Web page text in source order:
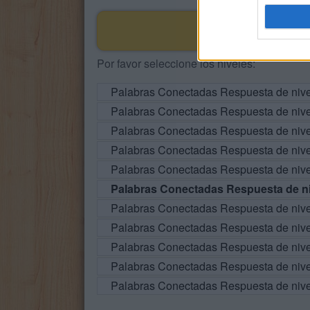
Por favor seleccione los niveles:
Palabras Conectadas Respuesta de
Palabras Conectadas Respuesta de
Palabras Conectadas Respuesta de
Palabras Conectadas Respuesta de
Palabras Conectadas Respuesta de
Palabras Conectadas Respuesta de
Palabras Conectadas Respuesta de
Palabras Conectadas Respuesta de
Palabras Conectadas Respuesta de
Palabras Conectadas Respuesta de
Palabras Conectadas Respuesta de